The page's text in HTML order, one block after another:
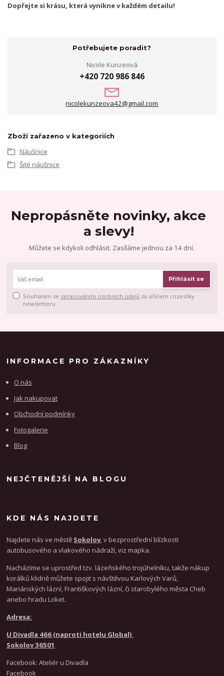
Dopřejte si krásu, která vynikne v každém detailu!
Potřebujete poradit?
Nicole Kunzeová
+420 720 986 846
nicolekunzeova42@gmail.com
Zboží zařazeno v kategoriích
Náušnice
Šité náušnice
Nepropásněte novinky, akce
a slevy!
Můžete se kdykoli odhlásit. Zasíláme jednou za 14 dní.
Přihlásit se
Souhlasím se zpracováním osobních údajů za účelem rozesílky
newsletteru.
INFORMACE PRO ZÁKAZNÍKY
O nás
Jak nakupovat
Obchodní podmínky
Fotogalerie
Blog
NEJČTENĚJŠÍ NA BLOGU
KDE NÁS NAJDETE
Najdete nás ve městě Sokolov, v bezprostřední blízkosti
autobusového a vlakového nádraží, viz mapka.
Nacházíme se uprostřed tzv. lázeňského trojúhelníku, takže nákup
korálků klidně můžete spojit s návštěvou Karlových Varů,
Mariánských lázní, Františkových lázní, či starobylého města Cheb
anebo hradu Loket.
Adresa:
U Divadla 466 (naproti hotelu Global)
Sokolov 36501
Facebook: Ateliér u Divadla
Facebook